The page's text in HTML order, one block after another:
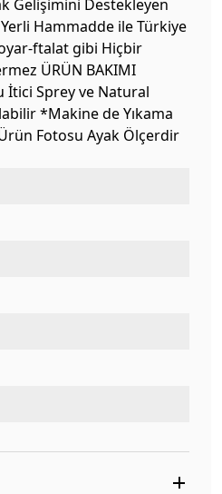
Gelişimini Destekleyen
Hammadde ile Türkiye
ftalat gibi Hiçbir
ÜRÜN BAKIMI
İtici Sprey ve Natural
*Makine de Yıkama
Fotosu Ayak Ölçerdir